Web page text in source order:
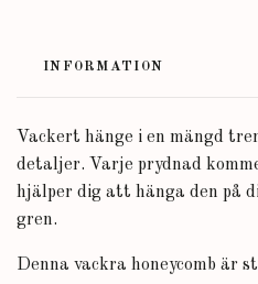
INFORMATION
Vackert hänge i en mängd
detaljer. Varje prydnad
hjälper dig att hänga den på
gren.
Denna vackra honeycomb är